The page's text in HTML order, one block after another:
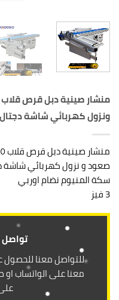
ونزول كهربائي شاشة دجتال سكة 280 سم
منشار صينية دبل قرص قلاب ٤٥° سلايد المنيوم قياس 280 سم
صعود و نزول كهربائي شاشة
سكة المنيوم نضام اوربي
3 فيز
تواصل
للتواصل معنا
معنا على الواتساب